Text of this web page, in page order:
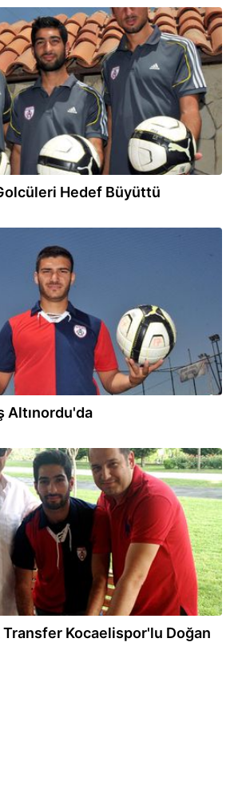
Hedef Büyüttü
Altınordu'da
Transfer Kocaelispor'lu Doğan